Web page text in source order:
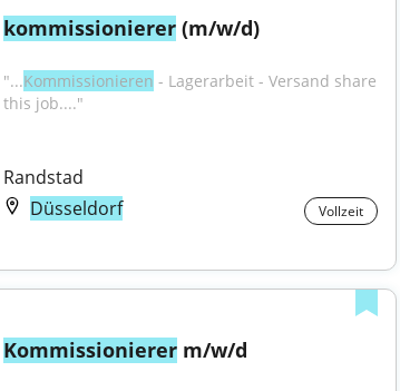
kommissionierer (m/w/d)
"...Kommissionieren - Lagerarbeit - Versand share
this job...."
Randstad
Düsseldorf
Vollzeit
Kommissionierer m/w/d